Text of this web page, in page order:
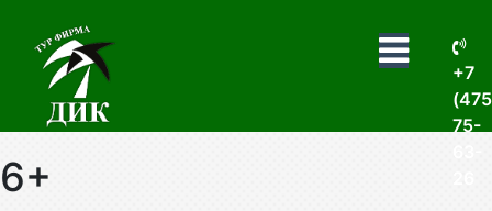
+7
75-
6+